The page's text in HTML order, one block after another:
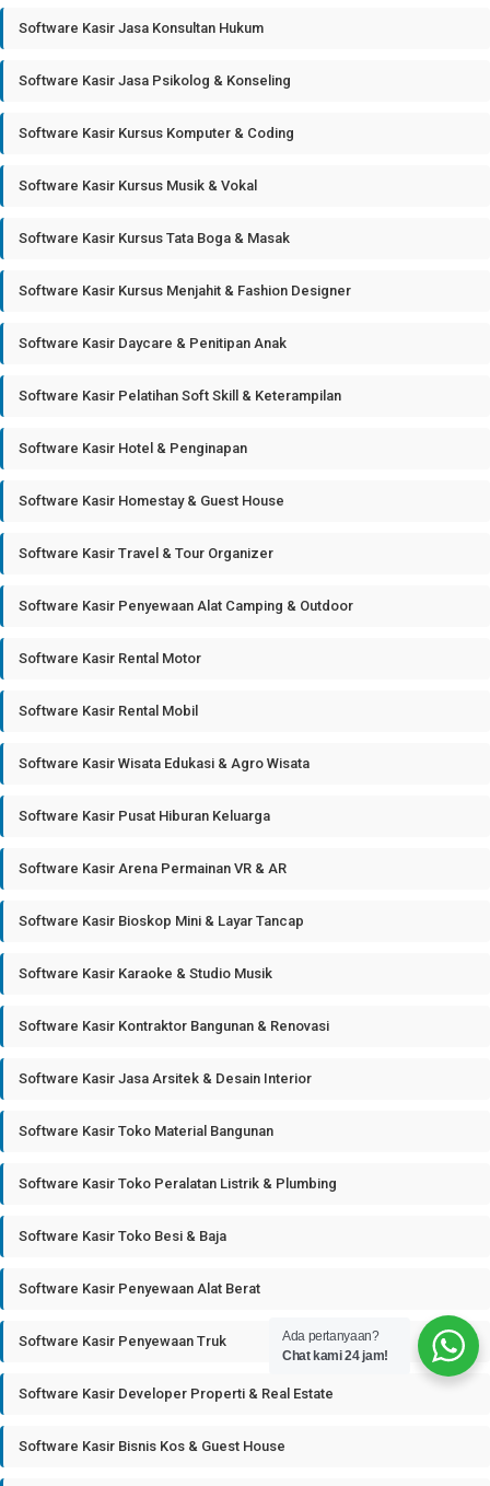
Software Kasir Jasa Konsultan Hukum
Software Kasir Jasa Psikolog & Konseling
Software Kasir Kursus Komputer & Coding
Software Kasir Kursus Musik & Vokal
Software Kasir Kursus Tata Boga & Masak
Software Kasir Kursus Menjahit & Fashion Designer
Software Kasir Daycare & Penitipan Anak
Software Kasir Pelatihan Soft Skill & Keterampilan
Software Kasir Hotel & Penginapan
Software Kasir Homestay & Guest House
Software Kasir Travel & Tour Organizer
Software Kasir Penyewaan Alat Camping & Outdoor
Software Kasir Rental Motor
Software Kasir Rental Mobil
Software Kasir Wisata Edukasi & Agro Wisata
Software Kasir Pusat Hiburan Keluarga
Software Kasir Arena Permainan VR & AR
Software Kasir Bioskop Mini & Layar Tancap
Software Kasir Karaoke & Studio Musik
Software Kasir Kontraktor Bangunan & Renovasi
Software Kasir Jasa Arsitek & Desain Interior
Software Kasir Toko Material Bangunan
Software Kasir Toko Peralatan Listrik & Plumbing
Software Kasir Toko Besi & Baja
Software Kasir Penyewaan Alat Berat
Software Kasir Penyewaan Truk
Software Kasir Developer Properti & Real Estate
Software Kasir Bisnis Kos & Guest House
Ada pertanyaan?
Chat kami 24 jam!